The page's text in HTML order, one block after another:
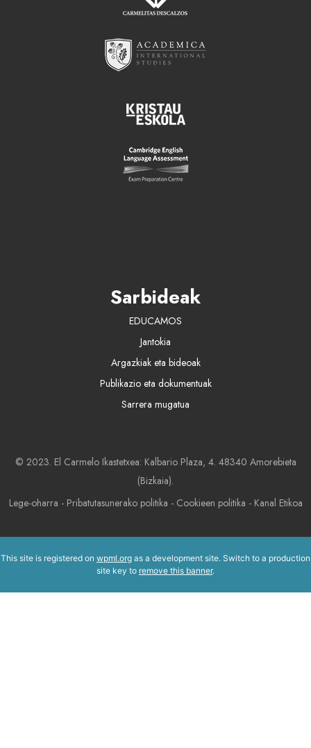
Sarbideak
EDUCAMOS
Jantokia
Argazkiak eta bideoak
Publikazio eta dokumentuak
Sarrera mugatua
© 2023. El Carmelo Ikastetxea: Kalbario Plaza, 4. 48340 Amorebieta
(Bizkaia).
Lege-oharra - Pribatutasunerako politika - Cookieen politika - Kanal Etikoa
This site is registered on wpml.org as a development site. Switch to a production
site key to remove this banner.